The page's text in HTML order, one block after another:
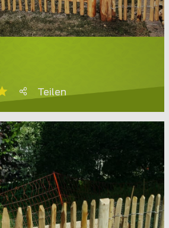
Teilen